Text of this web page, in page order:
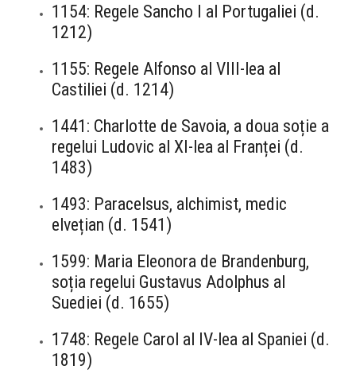
1154: Regele Sancho I al Portugaliei (d.
1212)
1155: Regele Alfonso al VIII-lea al
Castiliei (d. 1214)
1441: Charlotte de Savoia, a doua soție a
regelui Ludovic al XI-lea al Franței (d.
1483)
1493: Paracelsus, alchimist, medic
elvețian (d. 1541)
1599: Maria Eleonora de Brandenburg,
soția regelui Gustavus Adolphus al
Suediei (d. 1655)
1748: Regele Carol al IV-lea al Spaniei (d.
1819)